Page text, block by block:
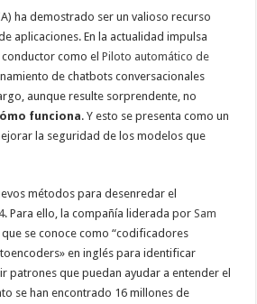
ha demostrado ser un valioso recurso
aplicaciones. En la actualidad impulsa
conductor como elPiloto automático de
de chatbots conversacionales
aunque resulte sorprendente, no
funciona. Y esto se presenta como un
la seguridad de los modelos que
métodos para desenredar el
. Para ello, la compañía liderada porSam
se conoce como “codificadores
en inglés para identificar
patrones que puedan ayudar a entender el
se han encontrado 16 millones de